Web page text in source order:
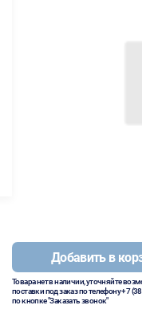
Добавить в
Товара нет в наличии, уточняйте
поставки под заказ по телефону+7
по кнопке "Заказать звонок"